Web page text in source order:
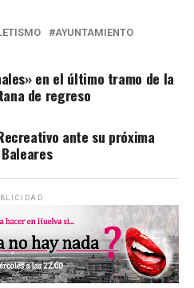
AYUNTAMIENTO
en el último tramo de la
de regreso
ante su próxima